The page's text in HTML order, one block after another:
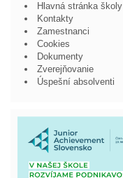
Hlavná stránka školy
Kontakty
Zamestnanci
Cookies
Dokumenty
Zverejňovanie
Úspešní absolventi